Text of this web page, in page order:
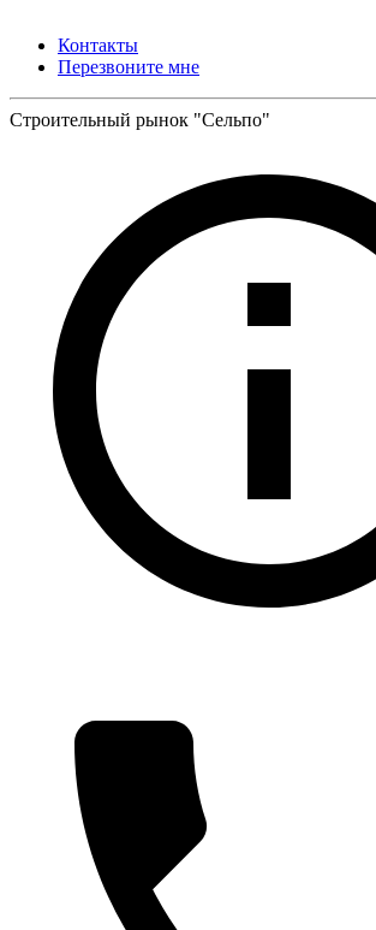
Контакты
Перезвоните мне
Строительный рынок "Сельпо"